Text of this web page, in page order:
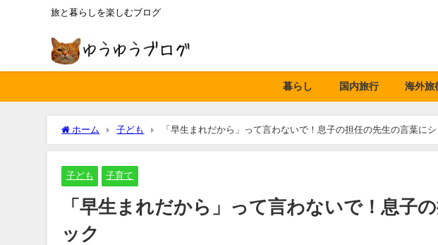
旅と暮らしを楽しむブログ
暮らし 国内旅行 海外旅
ホーム 子ども 「早生まれだから」って言わないで！息子の担任の先生の言葉にシ
子ども 子育て
「早生まれだから」って言わないで！息子
ック